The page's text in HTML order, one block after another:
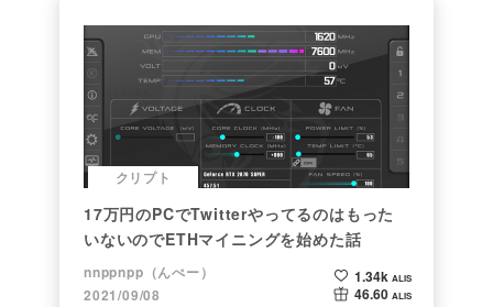
クリプト
17万円のPCでTwitterやってるのはもった
いないのでETHマイニングを始めた話
nnppnpp（んぺー）
2021/09/08
1.34k ALIS
46.60 ALIS